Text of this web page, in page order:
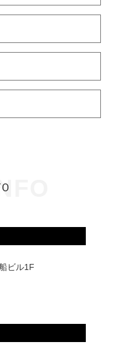
ビル1F